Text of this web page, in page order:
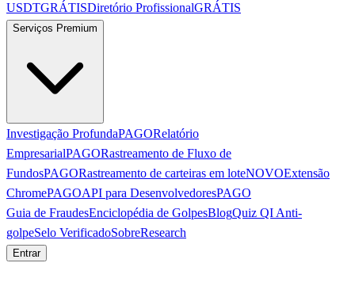
USDTGRÁTISDiretório ProfissionalGRÁTIS
Serviços Premium
Investigação ProfundaPAGORelatório
EmpresarialPAGORastreamento de Fluxo de
FundosPAGORastreamento de carteiras em loteNOVOExtensão
ChromePAGOAPI para DesenvolvedoresPAGO
Guia de FraudesEnciclopédia de GolpesBlogQuiz QI Anti-
golpeSelo VerificadoSobreResearch
Entrar